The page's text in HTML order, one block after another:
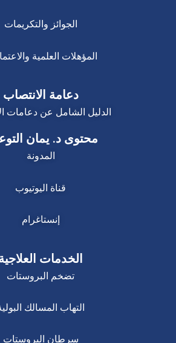
الجوائز والتكريمات
المؤهلات العلمية
دعامة الانتصاب
الدليل الشامل عن دعامات
محتوى د. يمان
المدونة
قناة اليوتيوب
إنستاغرام
الخدمات
تضخم البروستات
التهاب المسالك
سرطان البروستات